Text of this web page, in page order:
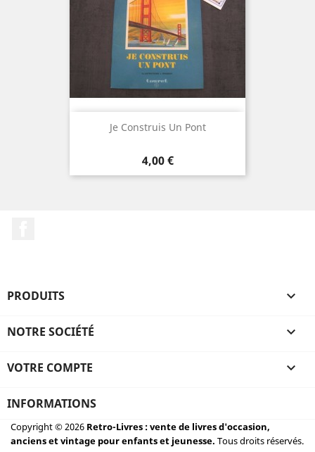
Je Construis Un Pont
Prix
4,00 €
PRODUITS 
NOTRE SOCIÉTÉ 
VOTRE COMPTE 
INFORMATIONS
Copyright © 2026 Retro-Livres : vente de livres d'occasion,
anciens et vintage pour enfants et jeunesse. Tous droits réservés.